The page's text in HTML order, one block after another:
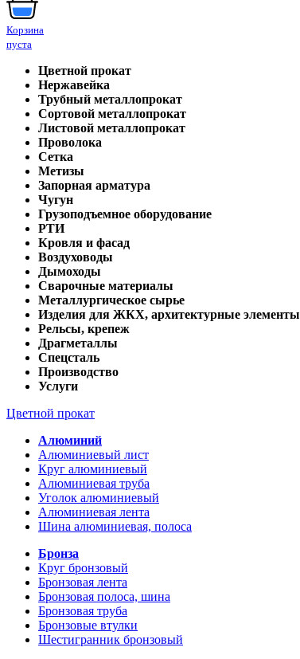
Корзина
пуста
Цветной прокат
Нержавейка
Трубный металлопрокат
Сортовой металлопрокат
Листовой металлопрокат
Проволока
Сетка
Метизы
Запорная арматура
Чугун
Грузоподъемное оборудование
РТИ
Кровля и фасад
Воздуховоды
Дымоходы
Сварочные материалы
Металлургическое сырье
Изделия для ЖКХ, архитектурные элементы
Рельсы, крепеж
Драгметаллы
Спецсталь
Производство
Услуги
Цветной прокат
Алюминий
Алюминиевый лист
Круг алюминиевый
Алюминиевая труба
Уголок алюминиевый
Алюминиевая лента
Шина алюминиевая, полоса
Бронза
Круг бронзовый
Бронзовая лента
Бронзовая полоса, шина
Бронзовая труба
Бронзовые втулки
Шестигранник бронзовый